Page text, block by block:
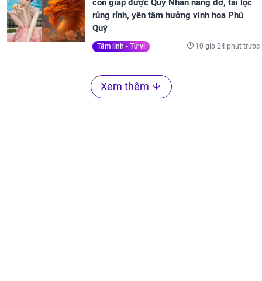
con giáp được Quý Nhân nâng đỡ, tài lộc
rủng rỉnh, yên tâm hưởng vinh hoa Phú
Quý
Tâm linh - Tử vi 10 giờ 24 phút trước
Xem thêm